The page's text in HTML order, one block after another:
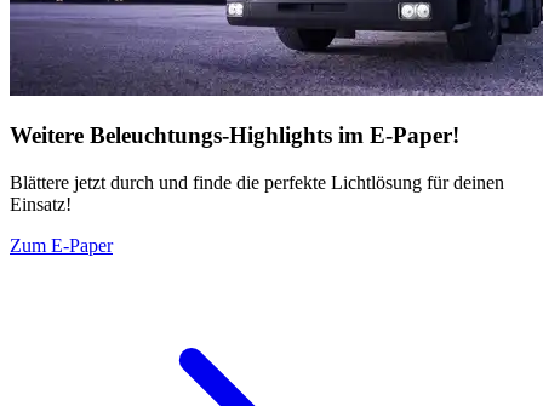
Weitere Beleuchtungs-Highlights im E-Paper!
Blättere jetzt durch und finde die perfekte Lichtlösung für deinen
Einsatz!
Zum E-Paper